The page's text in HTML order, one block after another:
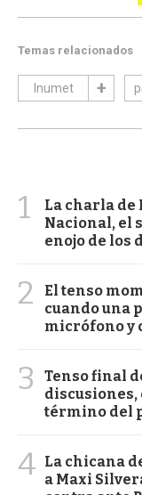
Temas relacionados
Inumet
1
La charla de
Nacional, el
enojo de los
2
El tenso
cuando una
micrófono y
3
Tenso final
discusiones,
término del
4 La chicana
a Maxi